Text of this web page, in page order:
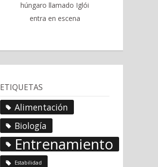
húngaro llamado Iglói
entra en escena
ETIQUETAS
Alimentación
Biología
Entrenamiento
Estabilidad